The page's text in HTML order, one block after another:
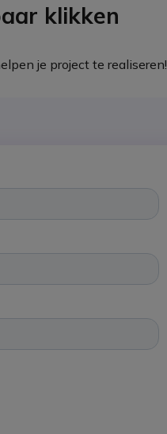
klikken
je project te realiseren!